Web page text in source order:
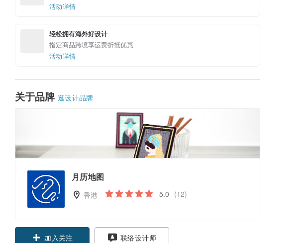
活动详情
轻松拥有海外好设计
指定商品跨境享运费折抵优惠
活动详情
关于品牌 逛设计品牌
月历地图
香港 5.0 (12)
领优惠券 联络设计师